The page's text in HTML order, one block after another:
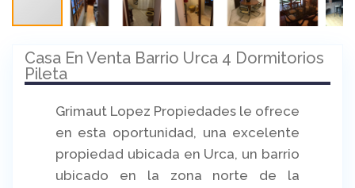
Casa En Venta Barrio Urca 4 Dormitorios
Pileta
Grimaut Lopez Propiedades le ofrece
en esta oportunidad, una excelente
propiedad ubicada en Urca, un barrio
ubicado en la zona norte de la